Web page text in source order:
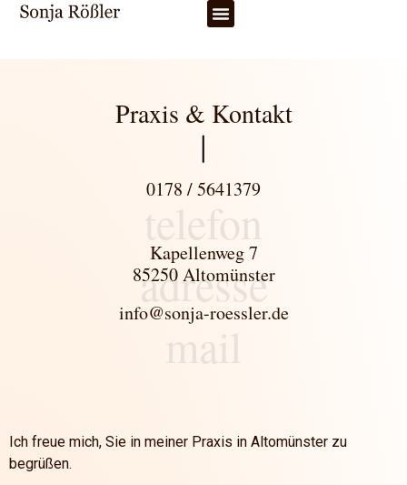
Praxis & Kontakt
0178 / 5641379
adresse
Kapellenweg 7
85250 Altomünster
info@sonja-roessler.de​
Ich freue mich, Sie in meiner Praxis in Altomünster zu
begrüßen.